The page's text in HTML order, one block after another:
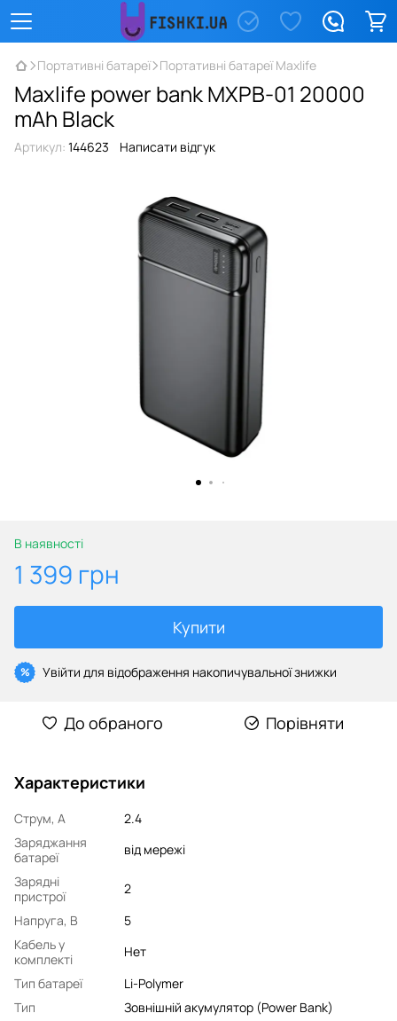
Портативні батареї Портативні батареї Maxlife
Maxlife power bank MXPB-01 20000
mAh Black
Артикул: 144623 Написати відгук
В наявності
1 399 грн
Купити
% Увійти для відображення накопичувальної знижки
До обраного Порівняти
Характеристики
Струм, А
2.4
Заряджання
батареї
від мережі
Зарядні
пристрої
2
Напруга, В
5
Кабель у
комплекті
Нет
Тип батареї
Li-Polymer
Тип
Зовнішній акумулятор (Power Bank)